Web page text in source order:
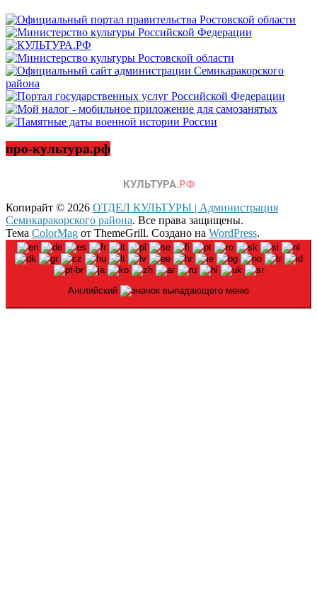
про-культура.рф
Копирайт © 2026 ОТДЕЛ КУЛЬТУРЫ | Администрация
Семикаракорского района. Все права защищены.
Тема ColorMag от ThemeGrill. Создано на WordPress.
Английский